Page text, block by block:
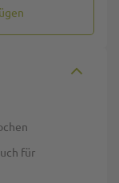
für